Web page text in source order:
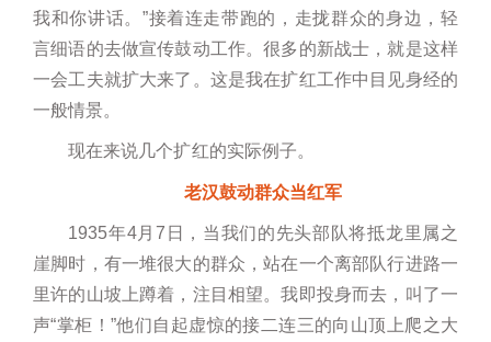
我和你讲话。”接着连走带跑的，走拢群众的身边，轻
言细语的去做宣传鼓动工作。很多的新战士，就是这样
一会工夫就扩大来了。这是我在扩红工作中目见身经的
一般情景。
现在来说几个扩红的实际例子。
老汉鼓动群众当红军
1935年4月7日，当我们的先头部队将抵龙里属之
崖脚时，有一堆很大的群众，站在一个离部队行进路一
里许的山坡上蹲着，注目相望。我即投身而去，叫了一
声“掌柜！”他们自起虚惊的接二连三的向山顶上爬之大